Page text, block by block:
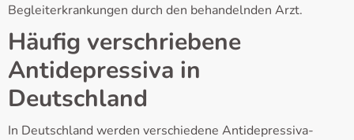
Begleiterkrankungen durch den behandelnden Arzt.
Häufig verschriebene
Antidepressiva in
Deutschland
In Deutschland werden verschiedene Antidepressiva-